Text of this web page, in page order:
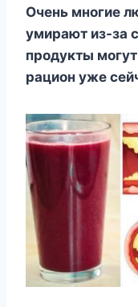
Очень многие
умирают из-за
продукты
рацион уже